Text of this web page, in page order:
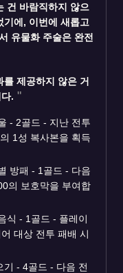
건 바람직하지 않으
기에, 이번에 새롭고
유물화 주술은 완전
를 제공하지 않은 거
.
- 2골드 - 지난 전투
1성 복사본을 획득
방패 - 1골드 - 다음
의 보호막을 부여합
식 - 1골드 - 플레이
대상 전투 패배 시
기 - 4골드 - 다음 전